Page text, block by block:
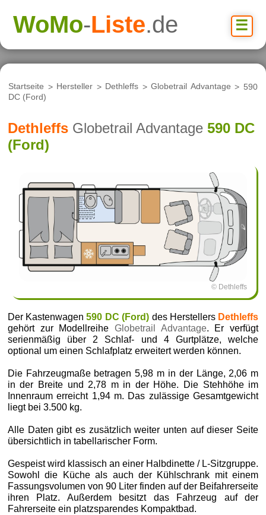
☰
WoMo-Liste.de
Startseite > Hersteller > Dethleffs >Globetrail Advantage > 590
DC (Ford)
Dethleffs Globetrail Advantage 590 DC
(Ford)
© Dethleffs
Der Kastenwagen590 DC (Ford) des Herstellers Dethleffs
gehört zur Modellreihe Globetrail Advantage. Er verfügt
serienmäßig über 2 Schlaf- und 4 Gurtplätze, welche
optional um einen Schlafplatz erweitert werden können.
Die Fahrzeugmaße betragen 5,98 m in der Länge, 2,06 m
in der Breite und 2,78 m in der Höhe. Die Stehhöhe im
Innenraum erreicht 1,94 m. Das zulässige Gesamtgewicht
liegt bei 3.500 kg.
Alle Daten gibt es zusätzlich weiter unten auf dieser Seite
übersichtlich in tabellarischer Form.
Gespeist wird klassisch an einer Halbdinette / L-Sitzgruppe.
Sowohl die Küche als auch der Kühlschrank mit einem
Fassungsvolumen von 90 Liter finden auf der Beifahrerseite
ihren Platz. Außerdem besitzt das Fahrzeug auf der
Fahrerseite ein platzsparendes Kompaktbad.